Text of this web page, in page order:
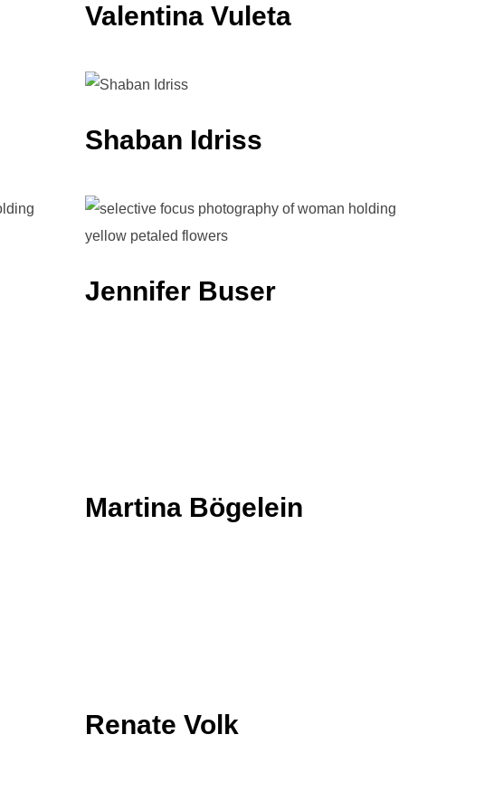
Valentina Vuleta
Shaban Idriss
Jennifer Buser
Martina Bögelein
Renate Volk